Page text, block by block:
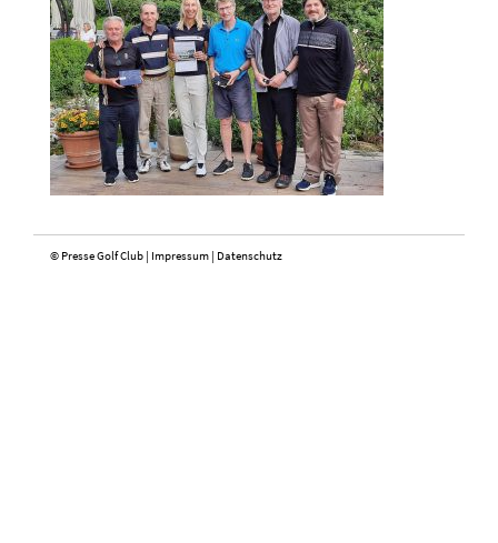
© Presse Golf Club | Impressum | Datenschutz